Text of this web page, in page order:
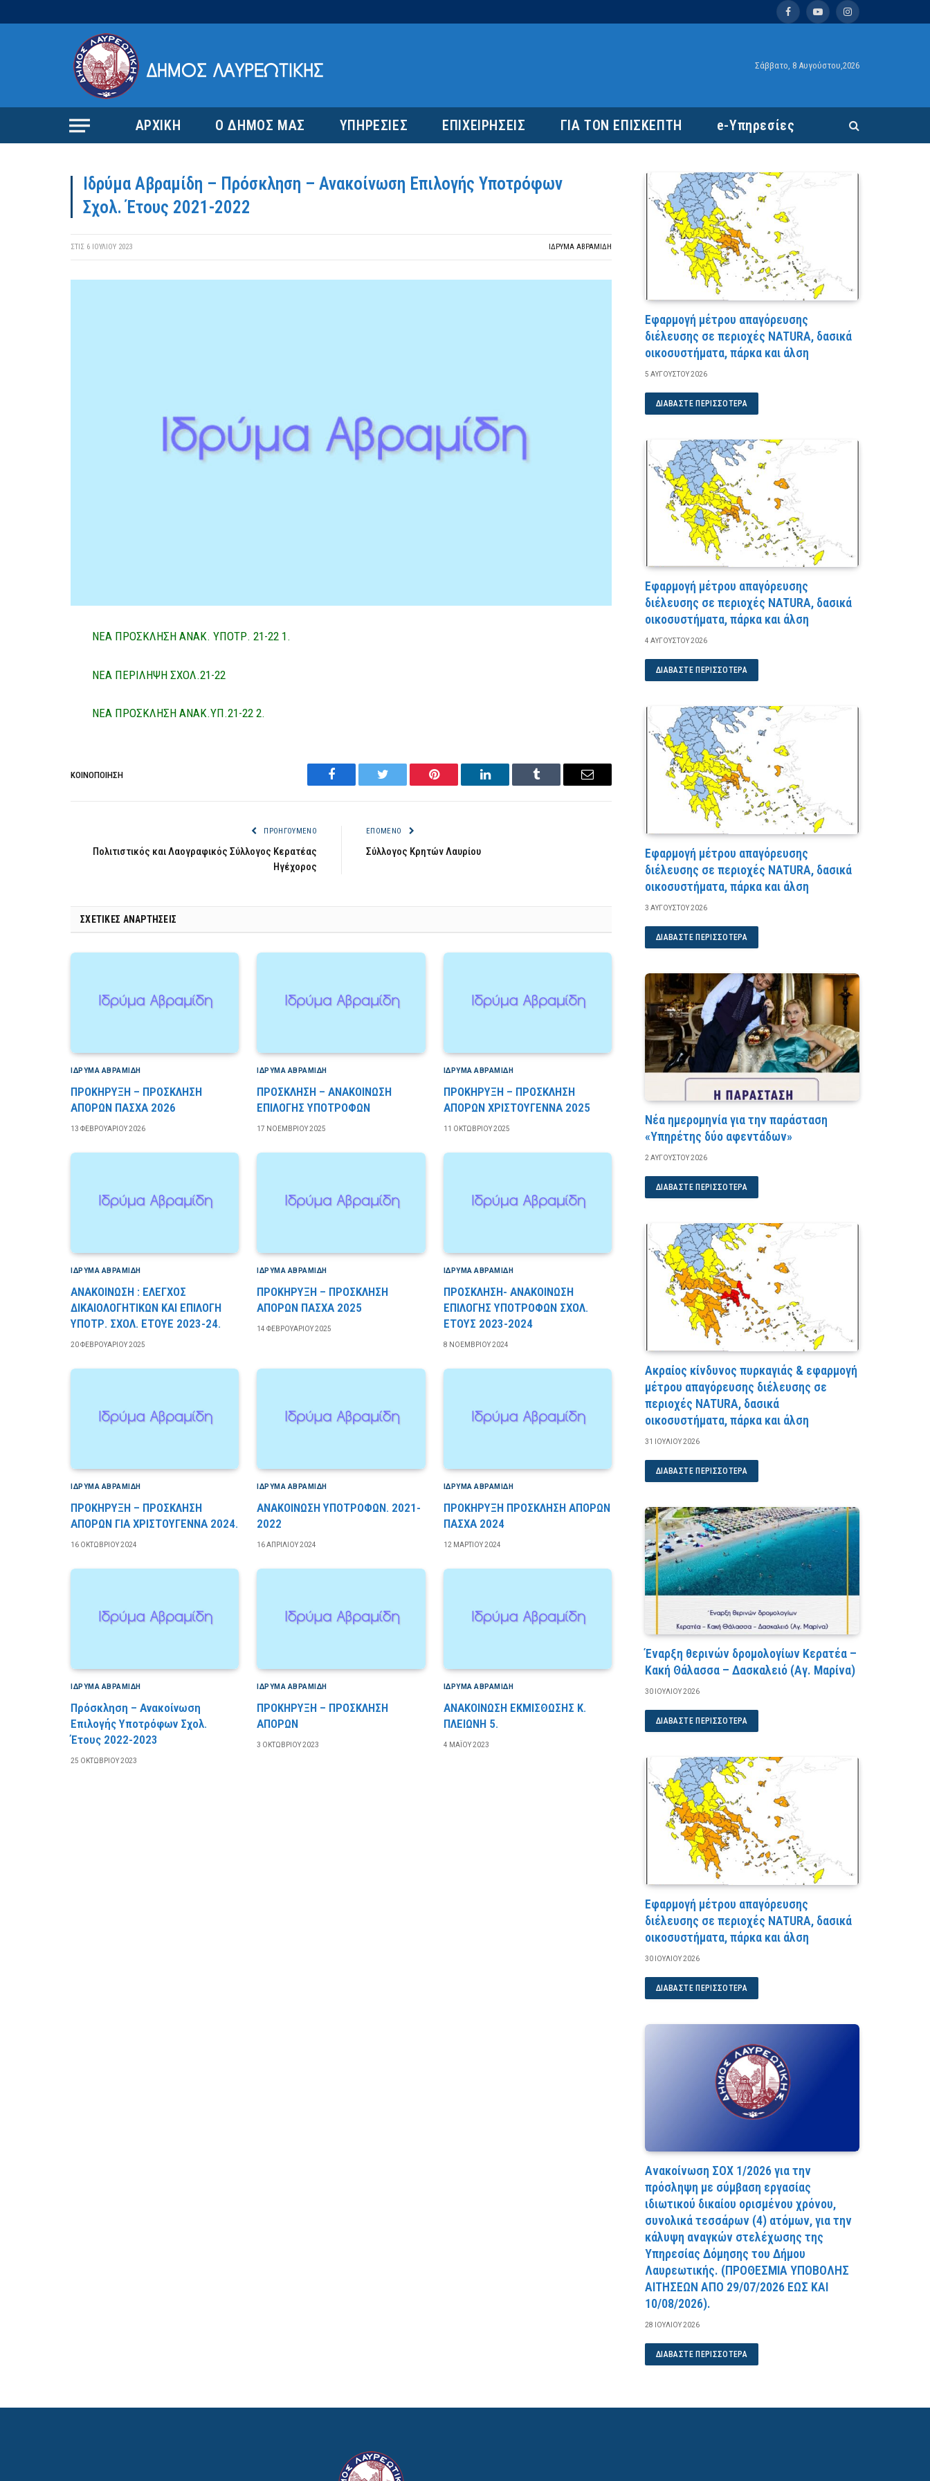
FacebookYouTubeInstagram
Σάββατο, 8 Αυγούστου,2026
ΑΡΧΙΚΗ Ο ΔΗΜΟΣ ΜΑΣ ΥΠΗΡΕΣΙΕΣ ΕΠΙΧΕΙΡΗΣΕΙΣ ΓΙΑ ΤΟΝ ΕΠΙΣΚΕΠΤΗ e-Υπηρεσίες
Ιδρύμα Αβραμίδη – Πρόσκληση – Ανακοίνωση Επιλογής Υποτρόφων
Σχολ. Έτους 2021-2022
ΣΤΙΣ 6 ΙΟΥΛΊΟΥ 2023 ΙΔΡΎΜΑ ΑΒΡΑΜΊΔΗ
ΝΕΑ ΠΡΟΣΚΛΗΣΗ ΑΝΑΚ. ΥΠΟΤΡ. 21-22 1.
ΝΕΑ ΠΕΡΙΛΗΨΗ ΣΧΟΛ.21-22
ΝΕΑ ΠΡΟΣΚΛΗΣΗ ΑΝΑΚ.ΥΠ.21-22 2.
ΚΟΙΝΟΠΟΊΗΣΗ
Facebook Twitter Pinterest LinkedIn Tumblr Email
ΠΡΟΗΓΟΎΜΕΝΟ
Πολιτιστικός και Λαογραφικός Σύλλογος Κερατέας
Ηγέχορος
ΕΠΌΜΕΝΟ
Σύλλογος Κρητών Λαυρίου
ΣΧΕΤΙΚΈΣ ΑΝΑΡΤΉΣΕΙΣ
ΙΔΡΎΜΑ ΑΒΡΑΜΊΔΗ
ΠΡΟΚΗΡΥΞΗ – ΠΡΟΣΚΛΗΣΗ
ΑΠΟΡΩΝ ΠΑΣΧΑ 2026
13 ΦΕΒΡΟΥΑΡΊΟΥ 2026
ΙΔΡΎΜΑ ΑΒΡΑΜΊΔΗ
ΠΡΟΣΚΛΗΣΗ – ΑΝΑΚΟΙΝΩΣΗ
ΕΠΙΛΟΓΗΣ ΥΠΟΤΡΟΦΩΝ
17 ΝΟΕΜΒΡΊΟΥ 2025
ΙΔΡΎΜΑ ΑΒΡΑΜΊΔΗ
ΠΡΟΚΗΡΥΞΗ – ΠΡΟΣΚΛΗΣΗ
ΑΠΟΡΩΝ ΧΡΙΣΤΟΥΓΕΝΝΑ 2025
11 ΟΚΤΩΒΡΊΟΥ 2025
ΙΔΡΎΜΑ ΑΒΡΑΜΊΔΗ
ΑΝΑΚΟΙΝΩΣΗ : ΕΛΕΓΧΟΣ
ΔΙΚΑΙΟΛΟΓΗΤΙΚΩΝ ΚΑΙ ΕΠΙΛΟΓΗ
ΥΠΟΤΡ. ΣΧΟΛ. ΕΤΟΥΕ 2023-24.
20 ΦΕΒΡΟΥΑΡΊΟΥ 2025
ΙΔΡΎΜΑ ΑΒΡΑΜΊΔΗ
ΠΡΟΚΗΡΥΞΗ – ΠΡΟΣΚΛΗΣΗ
ΑΠΟΡΩΝ ΠΑΣΧΑ 2025
14 ΦΕΒΡΟΥΑΡΊΟΥ 2025
ΙΔΡΎΜΑ ΑΒΡΑΜΊΔΗ
ΠΡΟΣΚΛΗΣΗ- ΑΝΑΚΟΙΝΩΣΗ
ΕΠΙΛΟΓΗΣ ΥΠΟΤΡΟΦΩΝ ΣΧΟΛ.
ΕΤΟΥΣ 2023-2024
8 ΝΟΕΜΒΡΊΟΥ 2024
ΙΔΡΎΜΑ ΑΒΡΑΜΊΔΗ
ΠΡΟΚΗΡΥΞΗ – ΠΡΟΣΚΛΗΣΗ
ΑΠΟΡΩΝ ΓΙΑ ΧΡΙΣΤΟΥΓΕΝΝΑ 2024.
16 ΟΚΤΩΒΡΊΟΥ 2024
ΙΔΡΎΜΑ ΑΒΡΑΜΊΔΗ
ΑΝΑΚΟΙΝΩΣΗ ΥΠΟΤΡΟΦΩΝ. 2021-
2022
16 ΑΠΡΙΛΊΟΥ 2024
ΙΔΡΎΜΑ ΑΒΡΑΜΊΔΗ
ΠΡΟΚΗΡΥΞΗ ΠΡΟΣΚΛΗΣΗ ΑΠΟΡΩΝ
ΠΑΣΧΑ 2024
12 ΜΑΡΤΊΟΥ 2024
ΙΔΡΎΜΑ ΑΒΡΑΜΊΔΗ
Πρόσκληση – Ανακοίνωση
Επιλογής Υποτρόφων Σχολ.
Έτους 2022-2023
25 ΟΚΤΩΒΡΊΟΥ 2023
ΙΔΡΎΜΑ ΑΒΡΑΜΊΔΗ
ΠΡΟΚΗΡΥΞΗ – ΠΡΟΣΚΛΗΣΗ
ΑΠΟΡΩΝ
3 ΟΚΤΩΒΡΊΟΥ 2023
ΙΔΡΎΜΑ ΑΒΡΑΜΊΔΗ
ΑΝΑΚΟΙΝΩΣΗ ΕΚΜΙΣΘΩΣΗΣ Κ.
ΠΛΕΙΩΝΗ 5.
4 ΜΑΪ́ΟΥ 2023
Εφαρμογή μέτρου απαγόρευσης
διέλευσης σε περιοχές NATURA, δασικά
οικοσυστήματα, πάρκα και άλση
5 ΑΥΓΟΎΣΤΟΥ 2026
ΔΙΑΒΆΣΤΕ ΠΕΡΙΣΣΌΤΕΡΑ
Εφαρμογή μέτρου απαγόρευσης
διέλευσης σε περιοχές NATURA, δασικά
οικοσυστήματα, πάρκα και άλση
4 ΑΥΓΟΎΣΤΟΥ 2026
ΔΙΑΒΆΣΤΕ ΠΕΡΙΣΣΌΤΕΡΑ
Εφαρμογή μέτρου απαγόρευσης
διέλευσης σε περιοχές NATURA, δασικά
οικοσυστήματα, πάρκα και άλση
3 ΑΥΓΟΎΣΤΟΥ 2026
ΔΙΑΒΆΣΤΕ ΠΕΡΙΣΣΌΤΕΡΑ
Νέα ημερομηνία για την παράσταση
«Υπηρέτης δύο αφεντάδων»
2 ΑΥΓΟΎΣΤΟΥ 2026
ΔΙΑΒΆΣΤΕ ΠΕΡΙΣΣΌΤΕΡΑ
Ακραίος κίνδυνος πυρκαγιάς & εφαρμογή
μέτρου απαγόρευσης διέλευσης σε
περιοχές NATURA, δασικά
οικοσυστήματα, πάρκα και άλση
31 ΙΟΥΛΊΟΥ 2026
ΔΙΑΒΆΣΤΕ ΠΕΡΙΣΣΌΤΕΡΑ
Έναρξη θερινών δρομολογίων Κερατέα –
Κακή Θάλασσα – Δασκαλειό (Αγ. Μαρίνα)
30 ΙΟΥΛΊΟΥ 2026
ΔΙΑΒΆΣΤΕ ΠΕΡΙΣΣΌΤΕΡΑ
Εφαρμογή μέτρου απαγόρευσης
διέλευσης σε περιοχές NATURA, δασικά
οικοσυστήματα, πάρκα και άλση
30 ΙΟΥΛΊΟΥ 2026
ΔΙΑΒΆΣΤΕ ΠΕΡΙΣΣΌΤΕΡΑ
Ανακοίνωση ΣΟΧ 1/2026 για την
πρόσληψη με σύμβαση εργασίας
ιδιωτικού δικαίου ορισμένου χρόνου,
συνολικά τεσσάρων (4) ατόμων, για την
κάλυψη αναγκών στελέχωσης της
Υπηρεσίας Δόμησης του Δήμου
Λαυρεωτικής. (ΠPOΘEΣMIA YΠOBOΛHΣ
AITHΣEΩN AΠO 29/07/2026 EΩΣ KAI
10/08/2026).
28 ΙΟΥΛΊΟΥ 2026
ΔΙΑΒΆΣΤΕ ΠΕΡΙΣΣΌΤΕΡΑ